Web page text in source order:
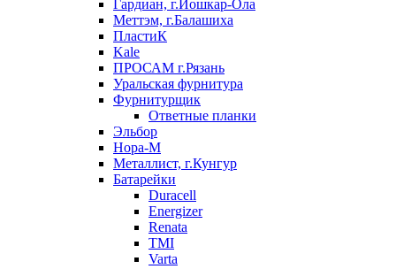
Гардиан, г.Йошкар-Ола
Меттэм, г.Балашиха
ПластиК
Kale
ПРОСАМ г.Рязань
Уральская фурнитура
Фурнитурщик
Ответные планки
Эльбор
Нора-М
Металлист, г.Кунгур
Батарейки
Duracell
Energizer
Renata
TMI
Varta